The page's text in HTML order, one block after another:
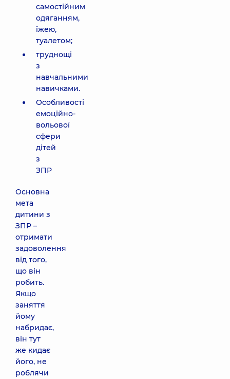
самостійним
одяганням,
їжею,
туалетом;
труднощі
з
навчальними
навичками.
Особливості
емоційно-
вольової
сфери
дітей
з
ЗПР
Основна
мета
дитини з
ЗПР –
отримати
задоволення
від того,
що він
робить.
Якщо
заняття
йому
набридає,
він тут
же кидає
його, не
роблячи